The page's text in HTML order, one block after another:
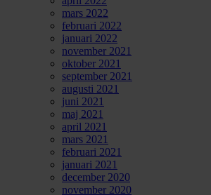
mars 2022
februari 2022
januari 2022
november 2021
oktober 2021
september 2021
augusti 2021
juni 2021
maj 2021
april 2021
mars 2021
februari 2021
januari 2021
december 2020
november 2020